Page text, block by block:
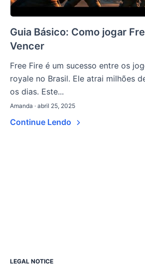
Guia Básico: Como jogar
Vencer
Free Fire é um sucesso entre os
royale no Brasil. Ele atrai milhões
os dias. Este...
Amanda · abril 25, 2025
Continue Lendo
LEGAL NOTICE